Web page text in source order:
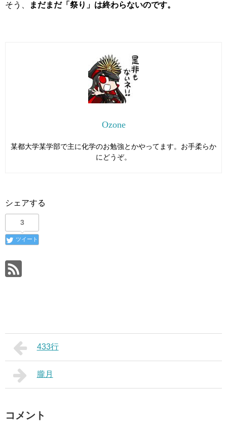
そう、
まだまだ「祭り」は終わらないのです。
Ozone
某都大学某学部で主に化学のお勉強とかやってます。お手柔らか
にどうぞ。
シェアする
3
ツイート
433行
朧月
コメント